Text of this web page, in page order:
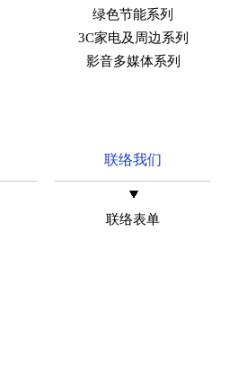
绿色节能系列
3C家电及周边系列
影音多媒体系列
联络我们
联络表单